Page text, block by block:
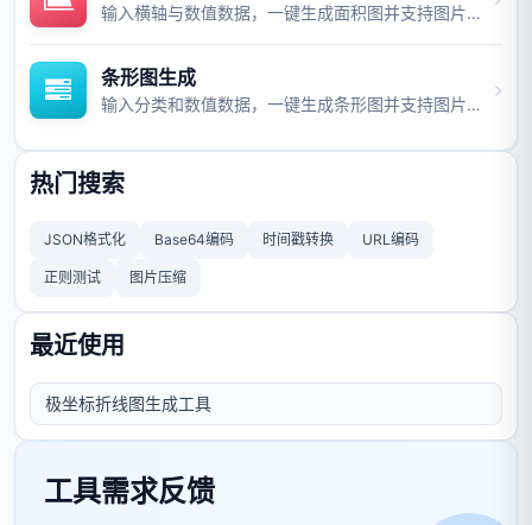
输入横轴与数值数据，一键生成面积图并支持图片与视频导出。
条形图生成
输入分类和数值数据，一键生成条形图并支持图片与视频导出。
热门搜索
JSON格式化 Base64编码 时间戳转换 URL编码
正则测试 图片压缩
最近使用
极坐标折线图生成工具
工具需求反馈